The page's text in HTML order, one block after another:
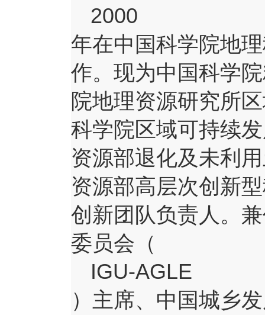
2000
年在中国科学院地
作。现为中国科学
院地理资源研究所
科学院区域可持续
资源部退化及未利
资源部高层次创新
创新团队负责人。
委员会（
IGU-AGLE
）主席、中国城乡